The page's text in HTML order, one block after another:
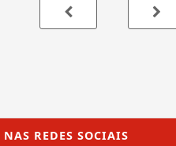
NAS REDES SOCIAIS